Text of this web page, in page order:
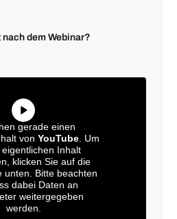
dem Webinar?
gerade einen
von YouTube . Um
Inhalt
klicken Sie auf die
unten. Bitte beachten
dabei Daten an
weitergegeben
werden.